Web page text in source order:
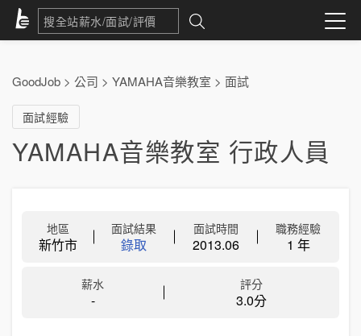
GoodJob > 公司 > YAMAHA音樂教室 > 面試
面試經驗
YAMAHA音樂教室 行政人員
地區
新竹市
面試結果
錄取
面試時間
2013.06
職務經驗
1 年
薪水
-
評分
3.0分